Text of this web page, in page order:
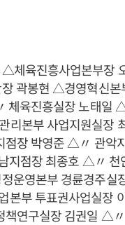
체육진흥사업본부장
곽봉현 △경영혁신
육진흥실장 노태일
리본부 사업지원실
점장 박영준 △〃 관
지점장 최종호 △〃
운영본부 경륜경주
본부 투표권사업실장
연구실장 김권일 △